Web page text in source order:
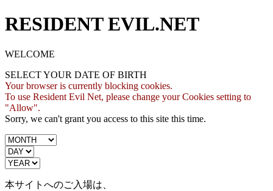
RESIDENT EVIL.NET
WELCOME
SELECT YOUR DATE OF BIRTH
Your browser is currently blocking cookies.
To use Resident Evil Net, please change your Cookies setting to
"Allow".
Sorry, we can't grant you access to this site this time.
本サイトへのご入場は、